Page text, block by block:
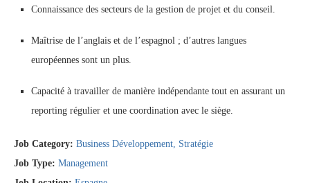
Connaissance des secteurs de la gestion de projet et du conseil.
Maîtrise de l’anglais et de l’espagnol ; d’autres langues
européennes sont un plus.
Capacité à travailler de manière indépendante tout en assurant un
reporting régulier et une coordination avec le siège.
Job Category: Business Développement Stratégie
Job Type: Management